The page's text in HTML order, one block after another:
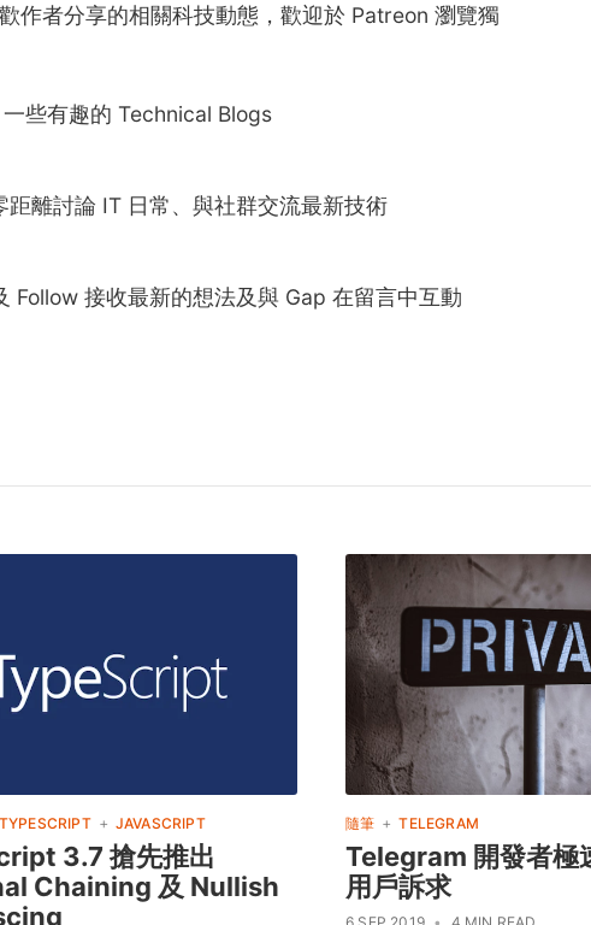
作者分享的相關科技動態，歡迎於 Patreon 瀏覽獨
些有趣的 Technical Blogs
距離討論 IT 日常、與社群交流最新技術
Follow 接收最新的想法及與 Gap 在留言中互動
TYPESCRIPT + JAVASCRIPT
3.7 搶先推出
Chaining 及 Nullish
隨筆 + TELEGRAM
Telegram 開發者極
用戶訴求